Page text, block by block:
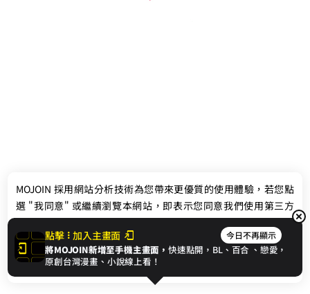
聯絡我們
© 2024 gamania Digital Entertainment Co., Ltd.
點擊 加入主畫面 今日不再顯示
將MOJOIN新增至手機主畫面，快速點開，BL、 百合 、戀愛，
原創台灣漫畫、小說線上看！
MOJOIN 採用網站分析技術為您帶來更優質的使用體驗，若您點
選 "我同意" 或繼續瀏覽本網站，即表示您同意我們使用第三方
Cookie，欲瞭解更多資訊請見隱私權政策。
我同意